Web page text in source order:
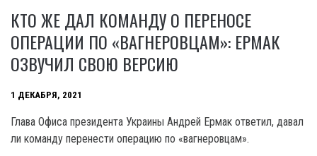
КТО ЖЕ ДАЛ КОМАНДУ О ПЕРЕНОСЕ
ОПЕРАЦИИ ПО «ВАГНЕРОВЦАМ»: ЕРМАК
ОЗВУЧИЛ СВОЮ ВЕРСИЮ
1 ДЕКАБРЯ, 2021
Глава Офиса президента Украины Андрей Ермак ответил, давал
ли команду перенести операцию по «вагнеровцам».